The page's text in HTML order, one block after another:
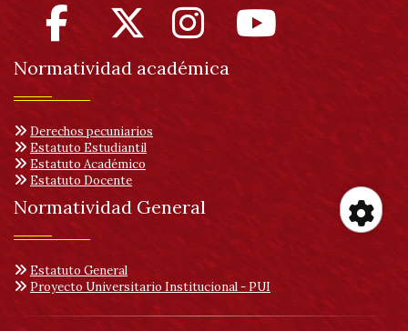
de
Normatividad académica
Derechos pecuniarios
Estatuto Estudiantil
Estatuto Académico
Estatuto Docente
Normatividad General
Estatuto General
Proyecto Universitario Institucional - PUI